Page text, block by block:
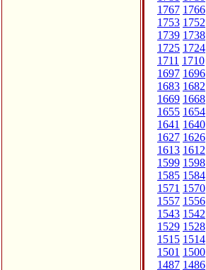
1767 1766
1753 1752
1739 1738
1725 1724
1711 1710
1697 1696
1683 1682
1669 1668
1655 1654
1641 1640
1627 1626
1613 1612
1599 1598
1585 1584
1571 1570
1557 1556
1543 1542
1529 1528
1515 1514
1501 1500
1487 1486